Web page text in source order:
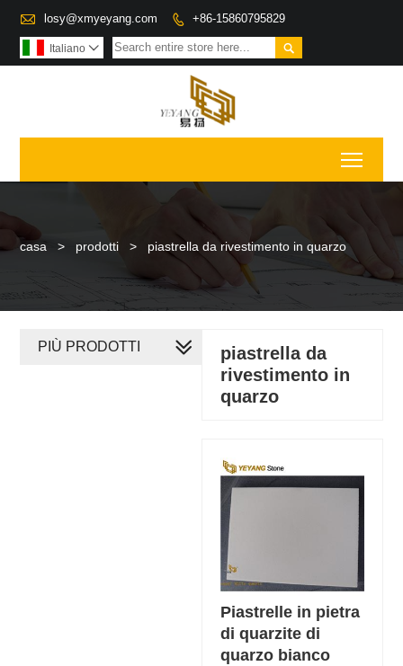
 losy@xmyeyang.com  +86-15860795829

Italiano 
casa > prodotti > piastrella da rivestimento in quarzo
piastrella da
rivestimento in
quarzo
Piastrelle in pietra
di quarzite di
quarzo bianco
PIÙ PRODOTTI